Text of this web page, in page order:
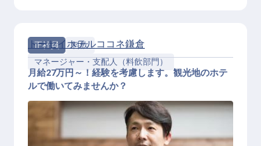
正社員
料飲
マネージャー・支配人（料飲部門）
トーセイホテルココネ鎌倉
月給27万円～！経験を考慮します。観光地のホテ
ルで働いてみませんか？